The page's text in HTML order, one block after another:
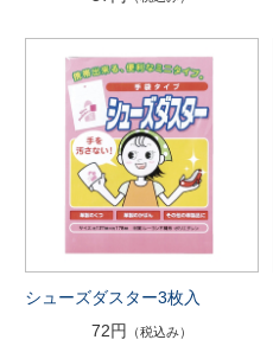
シューズダスター3枚入
72円 （税込み）